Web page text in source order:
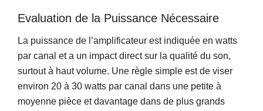
Evaluation de la Puissance Nécessaire
La puissance de l’amplificateur est indiquée en watts
par canal et a un impact direct sur la qualité du son,
surtout à haut volume. Une règle simple est de viser
environ 20 à 30 watts par canal dans une petite à
moyenne pièce et davantage dans de plus grands